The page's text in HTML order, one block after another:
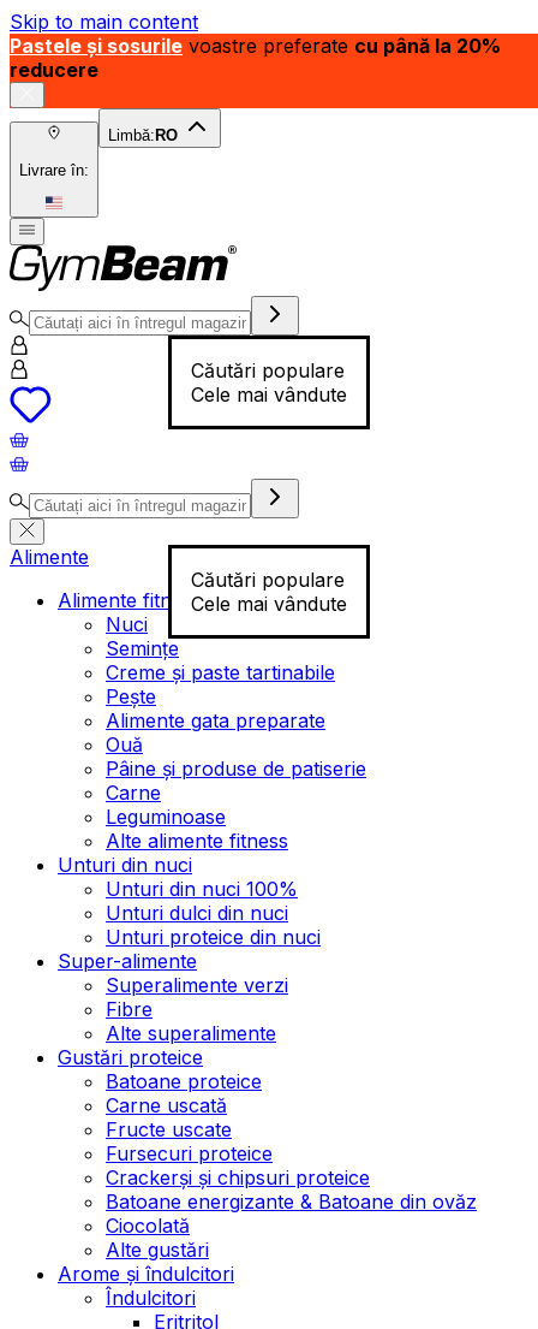
Skip to main content
Pastele și sosurile voastre preferate cu până la 20%
reducere
Livrare în:
Limbă: RO
Căutări populare
Cele mai vândute
Căutări populare
Cele mai vândute
Alimente
Alimente fitness
Nuci
Semințe
Creme și paste tartinabile
Pește
Alimente gata preparate
Ouă
Pâine și produse de patiserie
Carne
Leguminoase
Alte alimente fitness
Unturi din nuci
Unturi din nuci 100%
Unturi dulci din nuci
Unturi proteice din nuci
Super-alimente
Superalimente verzi
Fibre
Alte superalimente
Gustări proteice
Batoane proteice
Carne uscată
Fructe uscate
Fursecuri proteice
Crackerși și chipsuri proteice
Batoane energizante & Batoane din ovăz
Ciocolată
Alte gustări
Arome și îndulcitori
Îndulcitori
Eritritol